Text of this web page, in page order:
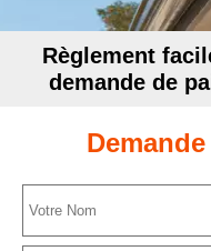
Règlement
demande de